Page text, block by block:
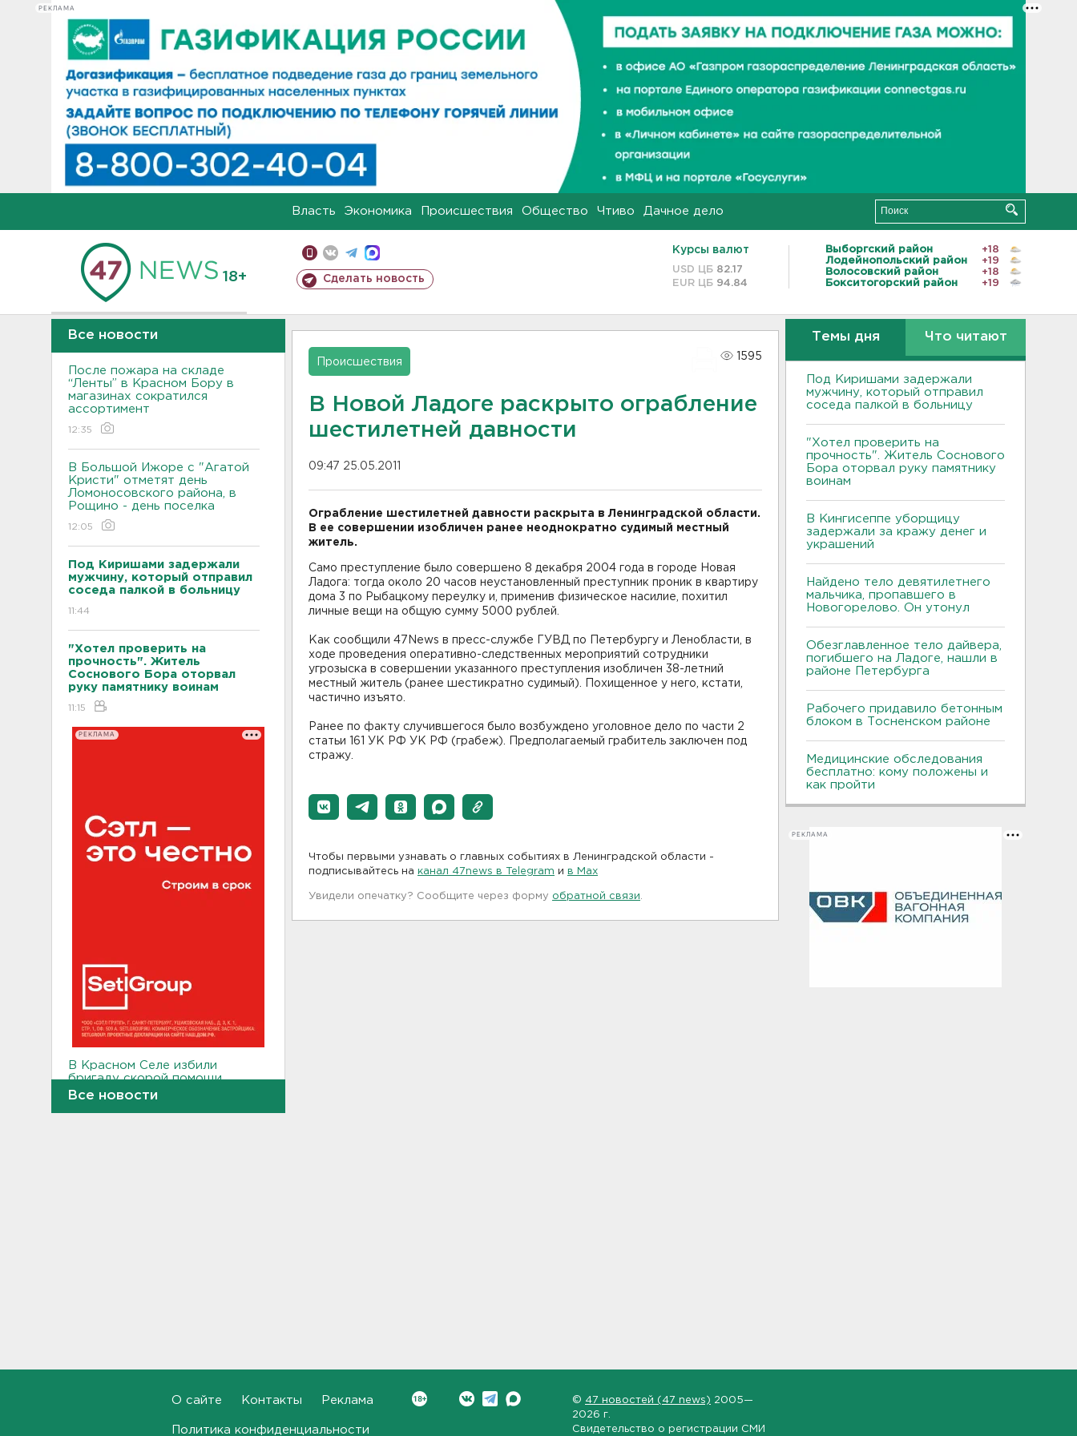
РЕКЛАМА
Власть Экономика Происшествия Общество Чтиво Дачное дело
18+ Сделать новость
Курсы валют
USD ЦБ 82.17
EUR ЦБ 94.84
Выборгский район
+18
Лодейнопольский район
+19
Волосовский район
+18
Бокситогорский район
+19
Все новости
После пожара на складе
“Ленты” в Красном Бору в
магазинах сократился
ассортимент
12:35
В Большой Ижоре с "Агатой
Кристи" отметят день
Ломоносовского района, в
Рощино - день поселка
12:05
Под Киришами задержали
мужчину, который отправил
соседа палкой в больницу
11:44
"Хотел проверить на
прочность". Житель
Соснового Бора оторвал
руку памятнику воинам
11:15
РЕКЛАМА
В Красном Селе избили
бригаду скорой помощи.
Агрессор задержан
11:04
за утро - беспилотники
Все новости
Происшествия
1595
В Новой Ладоге раскрыто ограбление
шестилетней давности
09:47 25.05.2011
Ограбление шестилетней давности раскрыта в Ленинградской области.
В ее совершении изобличен ранее неоднократно судимый местный
житель.
Само преступление было совершено 8 декабря 2004 года в городе Новая
Ладога: тогда около 20 часов неустановленный преступник проник в квартиру
дома 3 по Рыбацкому переулку и, применив физическое насилие, похитил
личные вещи на общую сумму 5000 рублей.
Как сообщили 47News в пресс-службе ГУВД по Петербургу и Ленобласти, в
ходе проведения оперативно-следственных мероприятий сотрудники
угрозыска в совершении указанного преступления изобличен 38-летний
местный житель (ранее шестикратно судимый). Похищенное у него, кстати,
частично изъято.
Ранее по факту случившегося было возбуждено уголовное дело по части 2
статьи 161 УК РФ УК РФ (грабеж). Предполагаемый грабитель заключен под
стражу.
Чтобы первыми узнавать о главных событиях в Ленинградской области -
подписывайтесь на канал 47news в Telegram и в Maх
Увидели опечатку? Сообщите через форму обратной связи
Темы дня Что читают
Под Киришами задержали
мужчину, который отправил
соседа палкой в больницу
"Хотел проверить на
прочность". Житель Соснового
Бора оторвал руку памятнику
воинам
В Кингисеппе уборщицу
задержали за кражу денег и
украшений
Найдено тело девятилетнего
мальчика, пропавшего в
Новогорелово. Он утонул
Обезглавленное тело дайвера,
погибшего на Ладоге, нашли в
районе Петербурга
Рабочего придавило бетонным
блоком в Тосненском районе
Медицинские обследования
бесплатно: кому положены и
как пройти
РЕКЛАМА
О сайте Контакты Реклама
Политика конфиденциальности
© 47 новостей (47 news) 2005—
2026 г.
Свидетельство о регистрации СМИ